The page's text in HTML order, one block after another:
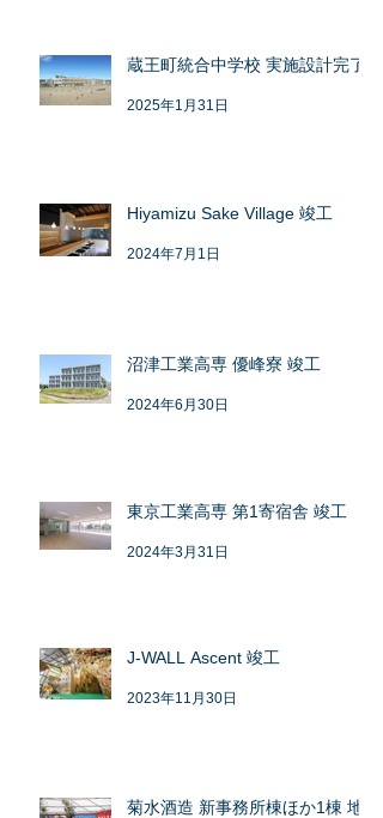
蔵王町統合中学校 実施設計完了
2025年1月31日
Hiyamizu Sake Village 竣工
2024年7月1日
沼津工業高専 優峰寮 竣工
2024年6月30日
東京工業高専 第1寄宿舎 竣工
2024年3月31日
J-WALL Ascent 竣工
2023年11月30日
菊水酒造 新事務所棟ほか1棟 地